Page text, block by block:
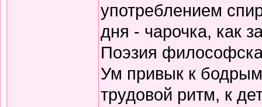
употреблением
дня - чарочка, как
Поэзия
Ум привык к
трудовой ритм, к